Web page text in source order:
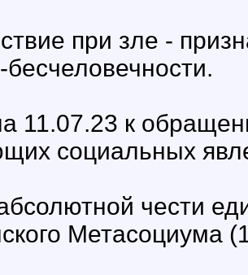
при зле -
11.07.23 к
социальных
чести
Метасоциума